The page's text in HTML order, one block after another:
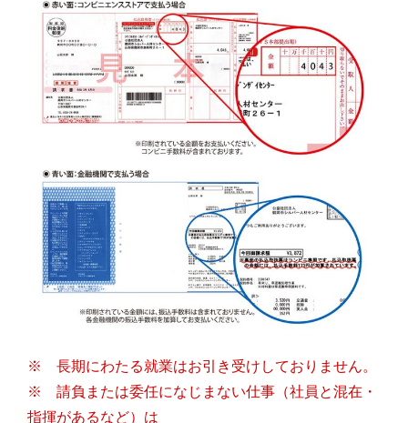
※ 長期にわたる就業はお引き受けしておりません。
※ 請負または委任になじまない仕事（社員と混在・
指揮があるなど）は